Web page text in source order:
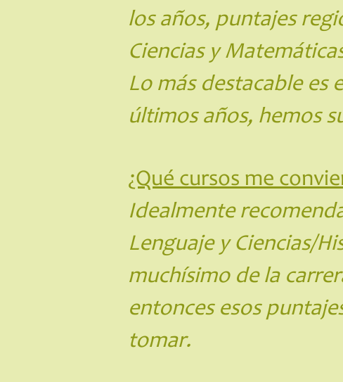
los años, puntajes
Ciencias y
Lo más destacable es
últimos años, hemos
¿Qué cursos me
Idealmente
Lenguaje y Ciencias/
muchísimo de la
entonces esos
tomar.